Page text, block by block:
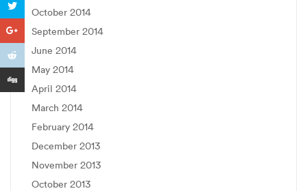
October 2014
September 2014
June 2014
May 2014
April 2014
March 2014
February 2014
December 2013
November 2013
October 2013